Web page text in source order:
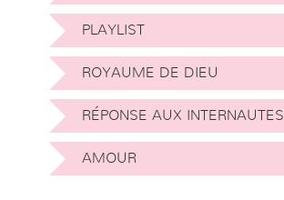
PLAYLIST
ROYAUME DE DIEU
RÉPONSE AUX INTERNAUTES
AMOUR